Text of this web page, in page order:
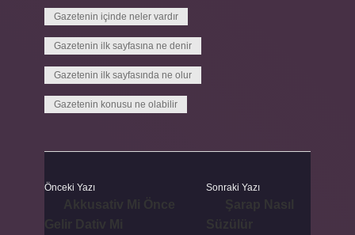
Gazetenin içinde neler vardır
Gazetenin ilk sayfasına ne denir
Gazetenin ilk sayfasında ne olur
Gazetenin konusu ne olabilir
Önceki Yazı Sonraki Yazı